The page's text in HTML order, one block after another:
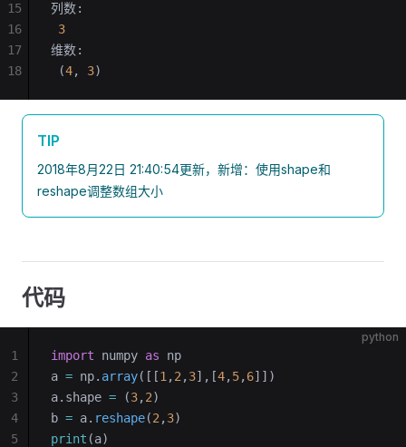
列数:
3
维数:
(4, 3)
15
16
17
18
TIP
2018年8月22日 21:40:54更新，新增：使用shape和
reshape调整数组大小
代码
python
import numpy as np
a = np. array([[1 ,2 ,3],[4,5,6]])
a.shape = (3,2)
b = a. reshape(2 ,3)
print (a)
1
2
3
4
5